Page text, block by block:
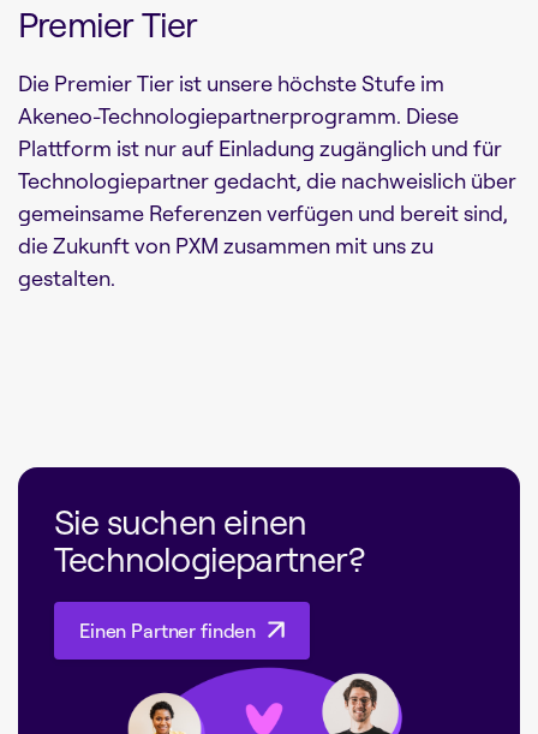
Premier Tier
Die Premier Tier ist unsere höchste Stufe im
Akeneo-Technologiepartnerprogramm. Diese
Plattform ist nur auf Einladung zugänglich und für
Technologiepartner gedacht, die nachweislich über
gemeinsame Referenzen verfügen und bereit sind,
die Zukunft von PXM zusammen mit uns zu
gestalten.
Sie suchen einen
Technologiepartner?
Einen Partner finden
Einen Partner finden